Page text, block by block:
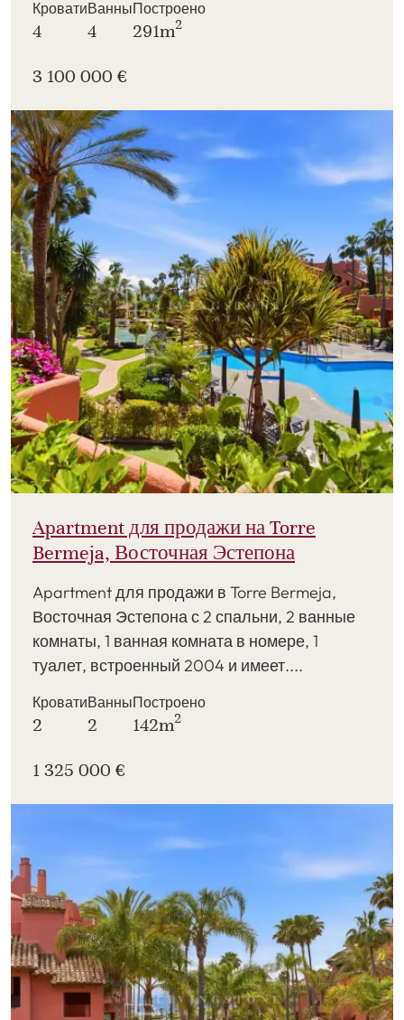
Кровати
4
Ванны
4
Построено
291m2
3 100 000 €
Apartment для продажи на Torre
Bermeja, Восточная Эстепона
Apartment для продажи в Torre Bermeja,
Восточная Эстепона с 2 спальни, 2 ванные
комнаты, 1 ванная комната в номере, 1
туалет, встроенный 2004 и имеет....
Кровати
2
Ванны
2
Построено
142m2
1 325 000 €